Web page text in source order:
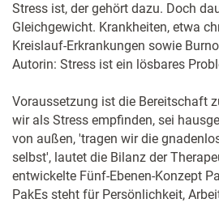
Stress ist, der gehört dazu. Doch
Gleichgewicht. Krankheiten, etwa
Kreislauf-Erkrankungen sowie
Autorin: Stress ist ein lösbares
Voraussetzung ist die Bereitschaft
wir als Stress empfinden, sei
von außen, 'tragen wir die
selbst', lautet die Bilanz der
entwickelte Fünf-Ebenen-Konzept
PakEs steht für Persönlichkeit,